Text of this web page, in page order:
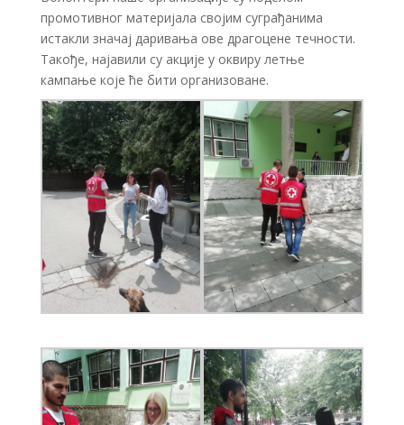
промотивног материјала својим суграђанима
истакли значај даривања ове драгоцене течности.
Такође, најавили су акције у оквиру летње
кампање које ће бити организоване.